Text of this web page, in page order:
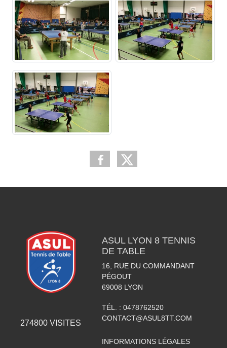
274800 VISITES
ASUL LYON 8 TENNIS
DE TABLE
16, RUE DU COMMANDANT
PÉGOUT
69008 LYON
TÉL. : 0478762520
CONTACT@ASUL8TT.COM
INFORMATIONS LÉGALES